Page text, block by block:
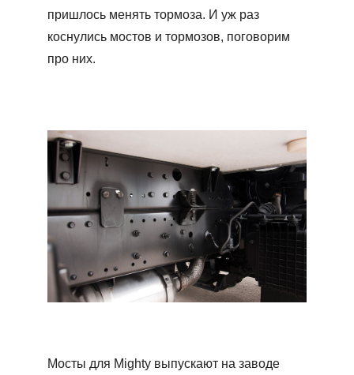
пришлось менять тормоза. И уж раз
коснулись мостов и тормозов, поговорим
про них.
Мосты для Mighty выпускают на заводе